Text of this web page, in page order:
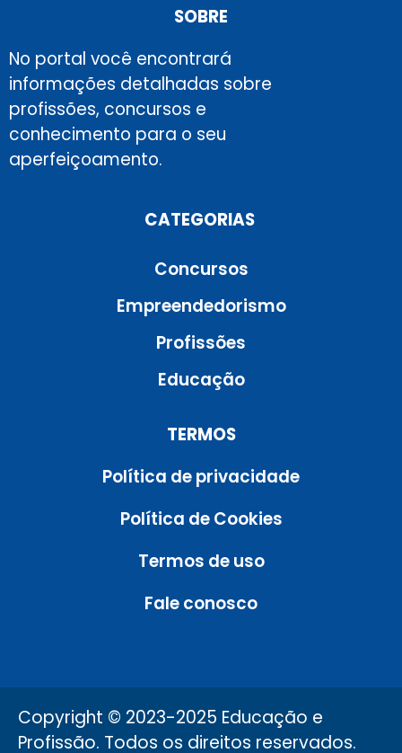
SOBRE
No portal você encontrará
informações detalhadas sobre
profissões, concursos e
conhecimento para o seu
aperfeiçoamento.
CATEGORIAS
Concursos
Empreendedorismo
Profissões
Educação
TERMOS
Política de privacidade
Política de Cookies
Termos de uso
Fale conosco
Copyright © 2023-2025 Educação e
Profissão. Todos os direitos reservados.